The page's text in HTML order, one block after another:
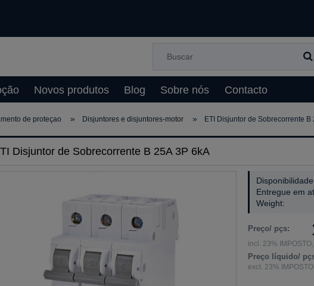
Novos produtos Blog Sobre nós Contacto
de proteçao » Disjuntores e disjuntores-motor » ETI Disjuntor de Sobrecorrente B
Disjuntor de Sobrecorrente B 25A 3P 6kA
Entregue em
Weight:
Preço/ pçs:
incl. 23%
Preço líquido/
excl. 23%